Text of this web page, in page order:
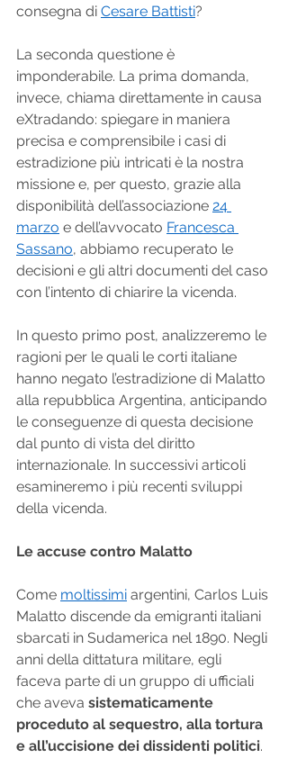
consegna di Cesare Battisti?
La seconda questione è
imponderabile. La prima domanda,
invece, chiama direttamente in causa
eXtradando: spiegare in maniera
precisa e comprensibile i casi di
estradizione più intricati è la nostra
missione e, per questo, grazie alla
disponibilità dell’associazione 24
marzo e dell’avvocato Francesca
Sassano, abbiamo recuperato le
decisioni e gli altri documenti del caso
con l’intento di chiarire la vicenda.
In questo primo post, analizzeremo le
ragioni per le quali le corti italiane
hanno negato l’estradizione di Malatto
alla repubblica Argentina, anticipando
le conseguenze di questa decisione
dal punto di vista del diritto
internazionale. In successivi articoli
esamineremo i più recenti sviluppi
della vicenda.
Le accuse contro Malatto
Come moltissimi argentini, Carlos Luis
Malatto discende da emigranti italiani
sbarcati in Sudamerica nel 1890. Negli
anni della dittatura militare, egli
faceva parte di un gruppo di ufficiali
che aveva sistematicamente
proceduto al sequestro, alla tortura
e all’uccisione dei dissidenti politici.